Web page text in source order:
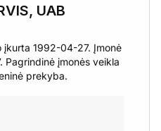
UAB
įkurta 1992-04-27. Įmonė
įmonės veikla
prekyba.